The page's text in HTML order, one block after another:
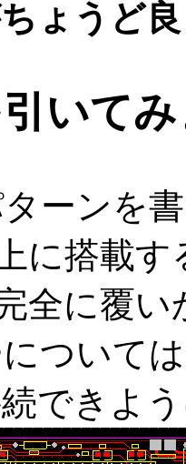
ょうど
いて
ーンを
に搭載
全に覆
ついて
できよ